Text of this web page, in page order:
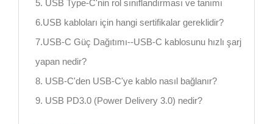
5. USB Type-C'nin rol sınıflandırması ve tanımı
6.USB kabloları için hangi sertifikalar gereklidir?
7.USB-C Güç Dağıtımı--USB-C kablosunu hızlı şarj
yapan nedir?
8. USB-C'den USB-C'ye kablo nasıl bağlanır?
9. USB PD3.0 (Power Delivery 3.0) nedir?